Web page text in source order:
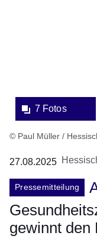
7 Fotos
© Paul Müller /
27.08.2025
Pressemitteilung
gewinnt den